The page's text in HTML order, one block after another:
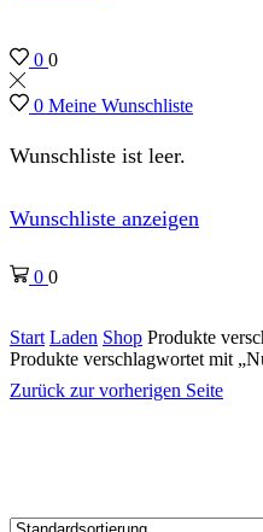
0 0
0 Meine Wunschliste
Wunschliste ist leer.
Wunschliste anzeigen
0 0
Start Laden Shop Produkte
Produkte verschlagwortet mit
Zurück zur vorherigen Seite